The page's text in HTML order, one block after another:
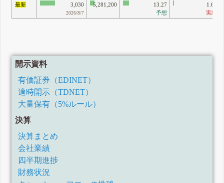
最新 3,030
2026/8/7
5,281,200
13.27
予想
1.67
実績
開示資料
有価証券（EDINET）
適時開示（TDNET）
大量保有（5%ルール）
決算
決算まとめ
会社業績
四半期進捗
財務状況